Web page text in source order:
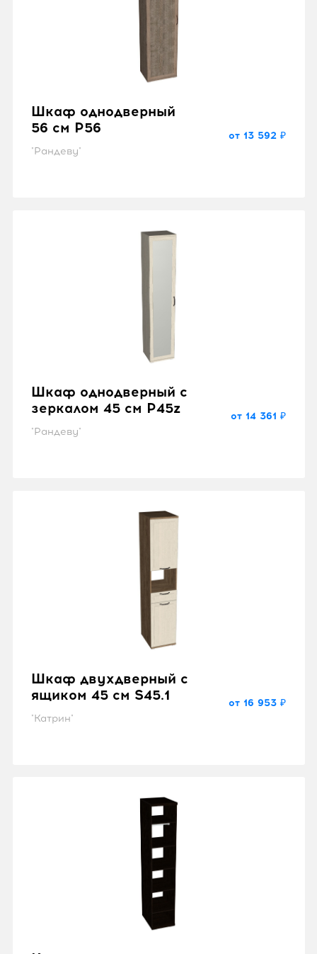
Шкаф однодверный
56 см P56
"Рандеву"
от 13 592 ₽
Шкаф однодверный с
зеркалом 45 см P45z
"Рандеву"
от 14 361 ₽
Шкаф двухдверный с
ящиком 45 см S45.1
"Катрин"
от 16 953 ₽